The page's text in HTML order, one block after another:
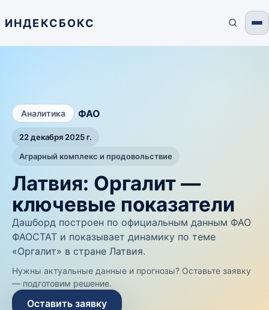
ИНДЕКСБОКС
Аналитика ФАО
22 декабря 2025 г.
Аграрный комплекс и продовольствие
Латвия: Оргалит —
ключевые показатели
Дашборд построен по официальным данным ФАО
ФАОСТАТ и показывает динамику по теме
«Оргалит» в стране Латвия.
Нужны актуальные данные и прогнозы? Оставьте заявку
— подготовим решение.
Оставить заявку